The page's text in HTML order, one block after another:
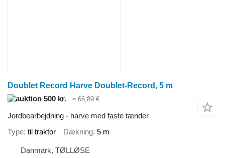
Doublet Record Harve Doublet-Record, 5 m
500 kr.
≈ 66,89 €
Jordbearbejdning - harve med faste tænder
Type til traktor Dækning 5 m
Danmark, TØLLØSE